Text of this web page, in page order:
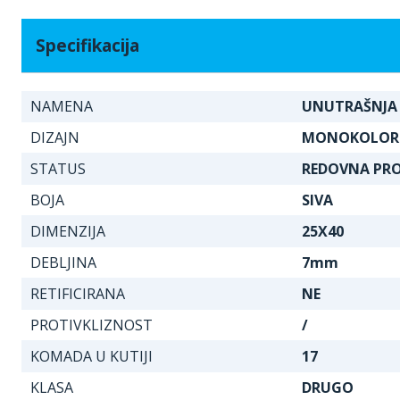
Specifikacija
NAMENA
UNUTRAŠNJA
DIZAJN
MONOKOLOR
STATUS
REDOVNA
BOJA
SIVA
DIMENZIJA
25X40
DEBLJINA
7mm
RETIFICIRANA
NE
PROTIVKLIZNOST
/
KOMADA U KUTIJI
17
KLASA
DRUGO